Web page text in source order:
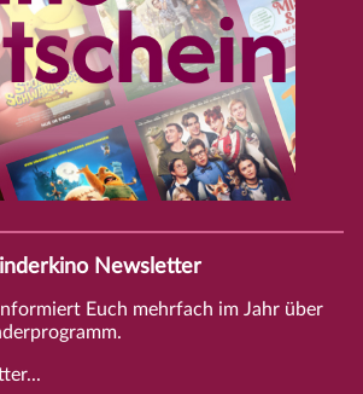
Newsletter
Euch mehrfach im Jahr über